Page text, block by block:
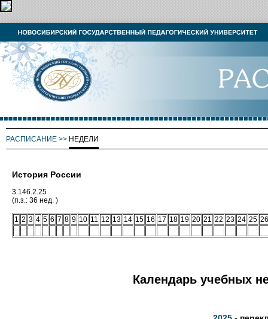
РАСПИСАНИЕ >> НЕДЕЛИ
История России
3.146.2.25
(п.з.: 36 нед. )
1 2 3 4 5 6 7 8 9 10 11 12 13 14 15 16 17 18 19 20 21 22 23 24 25 26
Календарь учебных